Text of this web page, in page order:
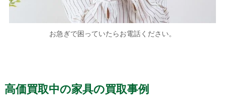
お急ぎで困っていたらお電話ください。
高価買取中の家具の買取事例